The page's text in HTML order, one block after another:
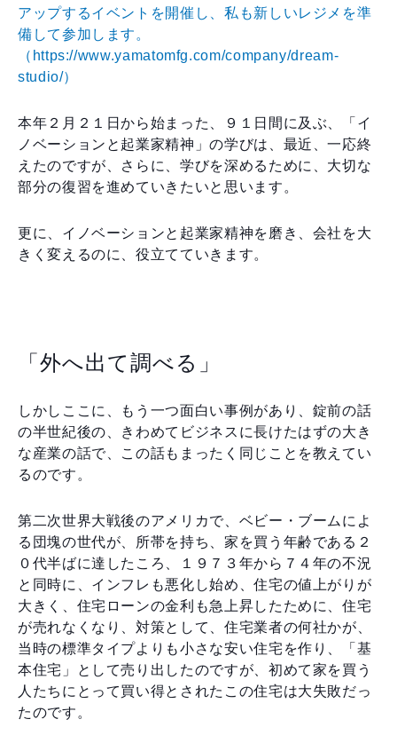
アップするイベントを開催し、私も新しいレジメを準
備して参加します。
（ https://www.yamatomfg.com/company/dream-
studio/）
本年２月２１日から始まった、９１日間に及ぶ、「イ
ノベーションと起業家精神」の学びは、最近、一応終
えたのですが、さらに、学びを深めるために、大切な
部分の復習を進めていきたいと思います。
更に、イノベーションと起業家精神を磨き、会社を大
きく変えるのに、役立てていきます。
「外へ出て調べる」
しかしここに、もう一つ面白い事例があり、錠前の話
の半世紀後の、きわめてビジネスに長けたはずの大き
な産業の話で、この話もまったく同じことを教えてい
るのです。
第二次世界大戦後のアメリカで、ベビー・ブームによ
る団塊の世代が、所帯を持ち、家を買う年齢である２
０代半ばに達したころ、１９７３年から７４年の不況
と同時に、インフレも悪化し始め、住宅の値上がりが
大きく、住宅ローンの金利も急上昇したために、住宅
が売れなくなり、対策として、住宅業者の何社かが、
当時の標準タイプよりも小さな安い住宅を作り、「基
本住宅」として売り出したのですが、初めて家を買う
人たちにとって買い得とされたこの住宅は大失敗だっ
たのです。